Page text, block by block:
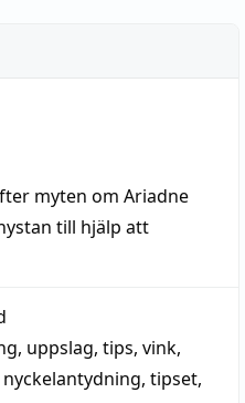
myten om Ariadne
till hjälp att
, uppslag, tips, vink,
nyckelantydning, tipset,